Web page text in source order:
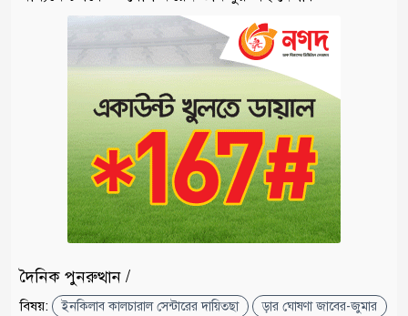
দৈনিক পুনরুত্থান /
বিষয়: ইনকিলাব কালচারাল সেন্টারের দায়িত্ছা ড়ার ঘোষণা জাবের-জুমার